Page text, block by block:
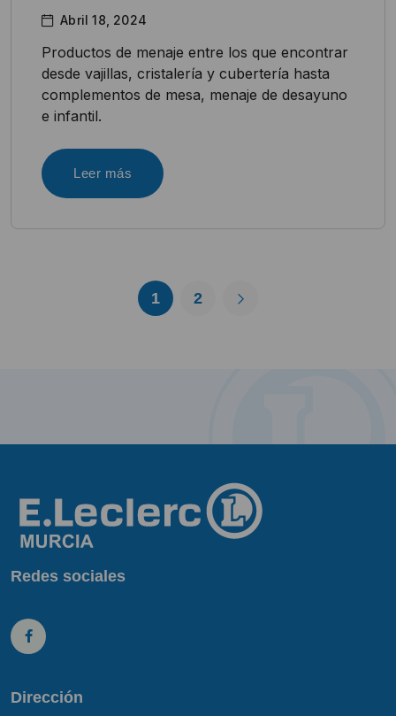
Abril 18, 2024
Productos de menaje entre los que encontrar
desde vajillas, cristalería y cubertería hasta
complementos de mesa, menaje de desayuno
e infantil.
Leer más
1 2
Redes sociales
Dirección